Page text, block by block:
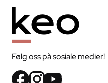
Følg oss på sosiale medier!